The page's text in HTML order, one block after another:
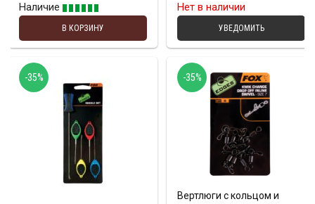
Наличие
В КОРЗИНУ
Нет в наличии
УВЕДОМИТЬ
-35%
Вертлюги с кольцом и
-35%